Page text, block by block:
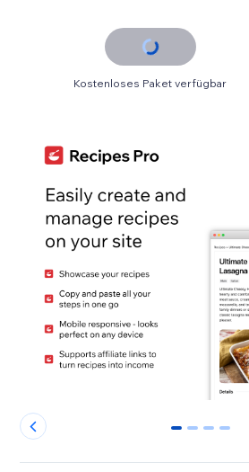
Kostenloses Paket verfügbar
0 1 2 3